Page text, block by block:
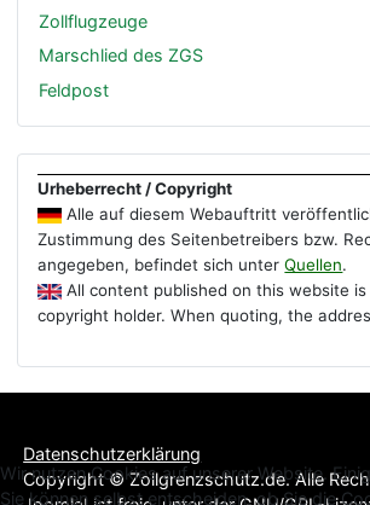
Zollflugzeuge
Marschlied des ZGS
Feldpost
Urheberrecht / Copyright
Alle auf diesem Webauftritt
Zustimmung des Seitenbetreibers bzw.
angegeben, befindet sich unterQuellen.
All content published on this website
copyright holder. When quoting, the
Datenschutzerklärung
Copyright © Zollgrenzschutz.de. Alle
Wir nutzen Cookies auf unserer Website.
Sie können selbst entscheiden, ob Sie die